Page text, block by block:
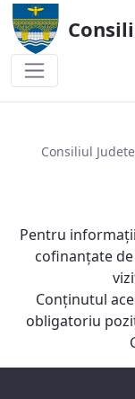
Consiliul
Pentru
cofinanţate
Conţinutul
obligatoriu